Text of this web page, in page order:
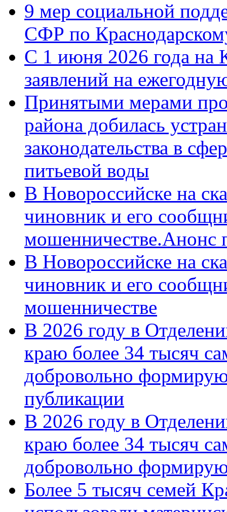
9 мер социальной
СФР по
С 1 июня 2026 года на
заявлений на
Принятыми мерами
района добилась
законодательства в
питьевой воды
В Новороссийске на
чиновник и его
мошенничестве.Анонс
В Новороссийске на
чиновник и его
мошенничестве
В 2026 году в
краю более 34 тысяч
добровольно
публикации
В 2026 году в
краю более 34 тысяч
добровольно
Более 5 тысяч семей